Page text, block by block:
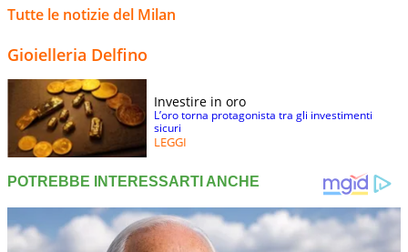
Tutte le notizie del Milan
Gioielleria Delfino
Investire in oro
L’oro torna protagonista tra gli investimenti
sicuri
LEGGI